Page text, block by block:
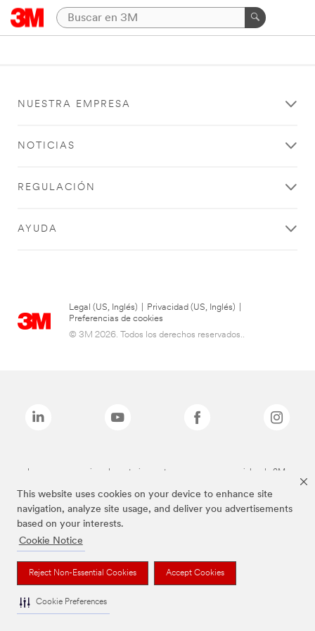
This website uses cookies on your device to enhance site
navigation, analyze site usage, and deliver you advertisements
based on your interests.
Cookie Notice
Reject Non-Essential Cookies Accept Cookies
Cookie Preferences
NUESTRA EMPRESA
NOTICIAS
REGULACIÓN
AYUDA
Legal (US, Inglés) Privacidad (US, Inglés)
Preferencias de cookies
© 3M 2026. Todos los derechos reservados..
Las marcas mencionadas anteriormente son marcas comerciales de 3M.